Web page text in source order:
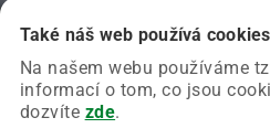
Také náš web používá cookies
Na našem webu používáme
informací o tom, co jsou
dozvíte zde.
Chyba nastala na naší
Zkuste prosím znovu načíst